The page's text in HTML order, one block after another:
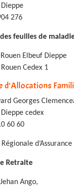
276
feuilles de
Elbeuf Dieppe
Cedex 1
d’Allocations
Georges
cedex
60 60
Régionale
Retraite
Ango,